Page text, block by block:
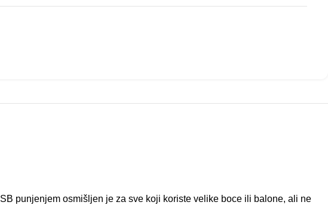
punjenjem osmišljen je za sve koji koriste velike boce ili balone, ali ne